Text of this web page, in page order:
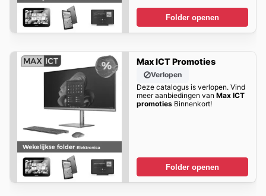
Folder openen
Max ICT Promoties
Verlopen
Deze catalogus is verlopen. Vind
meer aanbiedingen van Max ICT
promotiesBinnenkort!
Folder openen